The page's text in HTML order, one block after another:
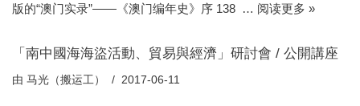
版的“澳门实录”——《澳门编年史》序 138 … 阅读更多 »
「南中國海海盜活動、貿易與經濟」研討會 / 公開講座
由 马光（搬运工） 2017-06-11